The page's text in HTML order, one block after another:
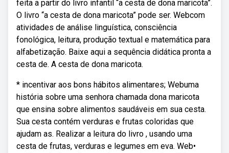
feita a partir do livro infantil “a cesta de dona maricota”.
O livro “a cesta de dona maricota” pode ser. Webcom
atividades de análise linguística, consciência
fonológica, leitura, produção textual e matemática para
alfabetização. Baixe aqui a sequência didática pronta a
cesta de. A cesta de dona maricota.
* incentivar aos bons hábitos alimentares; Webuma
história sobre uma senhora chamada dona maricota
que ensina sobre alimentos saudáveis em sua cesta.
Sua cesta contém verduras e frutas coloridas que
ajudam as. Realizar a leitura do livro , usando uma
cesta de frutas, verduras e legumes em eva. Web•